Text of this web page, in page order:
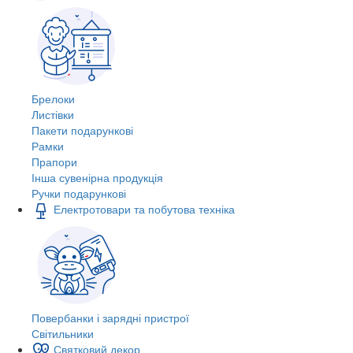
Брелоки
Листівки
Пакети подарункові
Рамки
Прапори
Інша сувенірна продукція
Ручки подарункові
Електротовари та побутова техніка
Повербанки і зарядні пристрої
Світильники
Святковий декор